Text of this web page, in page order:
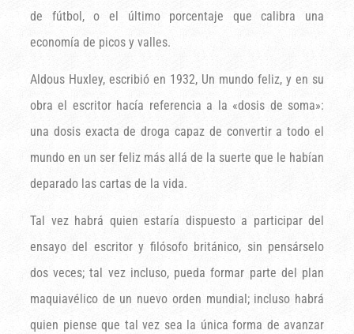
de fútbol, o el último porcentaje que calibra una
economía de picos y valles.
Aldous Huxley, escribió en 1932, Un mundo feliz, y en su
obra el escritor hacía referencia a la «dosis de soma»:
una dosis exacta de droga capaz de convertir a todo el
mundo en un ser feliz más allá de la suerte que le habían
deparado las cartas de la vida.
Tal vez habrá quien estaría dispuesto a participar del
ensayo del escritor y filósofo británico, sin pensárselo
dos veces; tal vez incluso, pueda formar parte del plan
maquiavélico de un nuevo orden mundial; incluso habrá
quien piense que tal vez sea la única forma de avanzar